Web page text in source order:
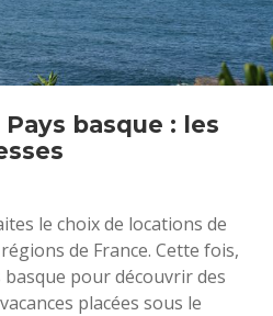
basque : les
le choix de locations de
de France. Cette fois,
pour découvrir des
placées sous le